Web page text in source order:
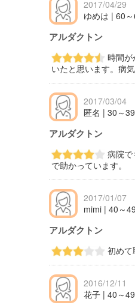
2017/04/29
ゆめは | 60
アルダクトン
時間
いたと思います。病
2017/03/04
匿名 | 30～
アルダクトン
病院
で助かっています。
2017/01/07
mimi | 40～
アルダクトン
初めて
2016/12/11
花子 | 40～